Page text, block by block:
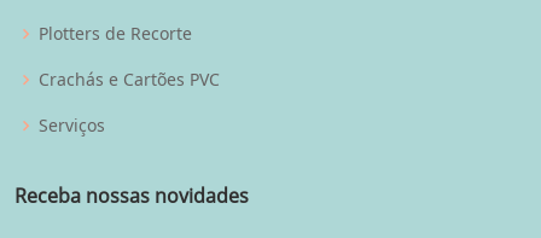
Plotters de Recorte
Crachás e Cartões PVC
Serviços
Receba nossas novidades